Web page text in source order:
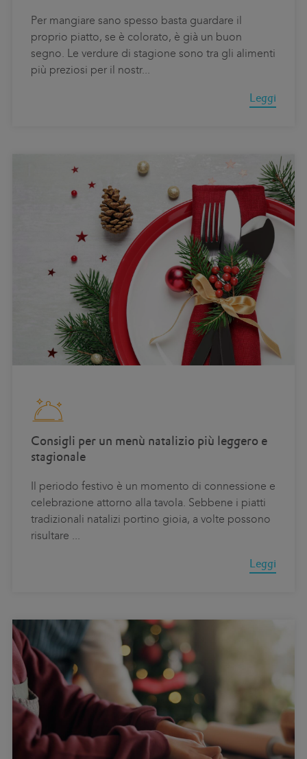
Per mangiare sano spesso basta guardare il
proprio piatto, se è colorato, è già un buon
segno. Le verdure di stagione sono tra gli alimenti
più preziosi per il nostr...
Leggi
Consigli per un menù natalizio più leggero e
stagionale
Il periodo festivo è un momento di connessione e
celebrazione attorno alla tavola. Sebbene i piatti
tradizionali natalizi portino gioia, a volte possono
risultare ...
Leggi